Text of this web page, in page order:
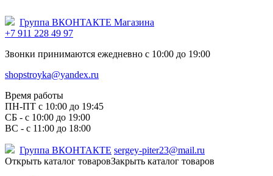
Группа ВКОНТАКТЕ Магазина
+7 911 228 49 97
Звонки принимаются ежедневно с 10:00 до 19:00
shopstroyka@yandex.ru
Время работы
ПН-ПТ c 10:00 до 19:45
СБ - с 10:00 до 19:00
ВС - с 11:00 до 18:00
Группа ВКОНТАКТЕ sergey-piter23@mail.ru
Открыть каталог товаровЗакрыть каталог товаров